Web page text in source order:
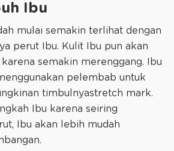
Ibu
mulai semakin terlihat dengan
perut Ibu. Kulit Ibu pun akan
semakin merenggang. Ibu
pelembab untuk
timbulnyastretch mark.
Ibu karena seiring
Ibu akan lebih mudah